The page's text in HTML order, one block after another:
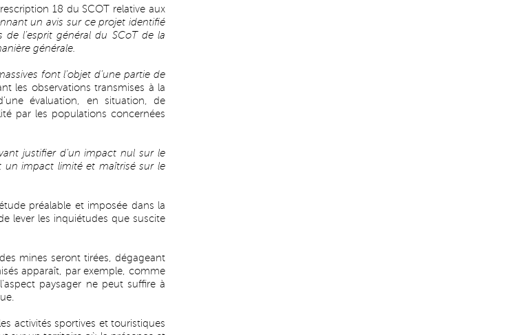
18 du SCOT relative aux
un avis sur ce projet identifié
l’esprit général du SCoT de la
générale.
font l’objet d’une partie de
les observations transmises à la
évaluation, en situation, de
par les populations concernées
justifier d’un impact nul sur le
un impact limité et maîtrisé sur le
préalable et imposée dans la
lever les inquiétudes que suscite
mines seront tirées, dégageant
apparaît, par exemple, comme
paysager ne peut suffire à
activités sportives et touristiques